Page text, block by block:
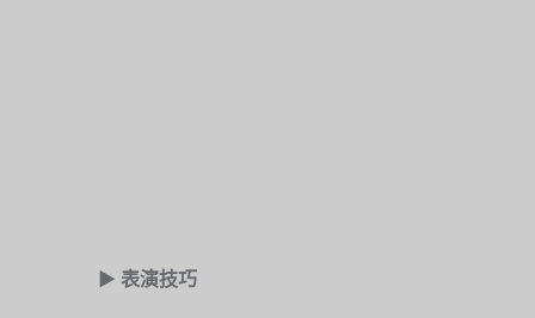
► 表演技巧